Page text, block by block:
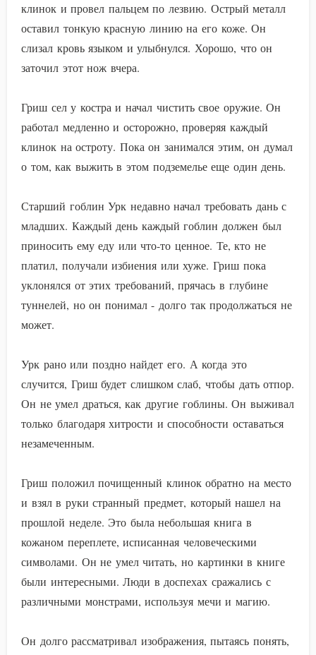
клинок и провел пальцем по лезвию. Острый металл
оставил тонкую красную линию на его коже. Он
слизал кровь языком и улыбнулся. Хорошо, что он
заточил этот нож вчера.
Гриш сел у костра и начал чистить свое оружие. Он
работал медленно и осторожно, проверяя каждый
клинок на остроту. Пока он занимался этим, он думал
о том, как выжить в этом подземелье еще один день.
Старший гоблин Урк недавно начал требовать дань с
младших. Каждый день каждый гоблин должен был
приносить ему еду или что-то ценное. Те, кто не
платил, получали избиения или хуже. Гриш пока
уклонялся от этих требований, прячась в глубине
туннелей, но он понимал - долго так продолжаться не
может.
Урк рано или поздно найдет его. А когда это
случится, Гриш будет слишком слаб, чтобы дать отпор.
Он не умел драться, как другие гоблины. Он выживал
только благодаря хитрости и способности оставаться
незамеченным.
Гриш положил почищенный клинок обратно на место
и взял в руки странный предмет, который нашел на
прошлой неделе. Это была небольшая книга в
кожаном переплете, исписанная человеческими
символами. Он не умел читать, но картинки в книге
были интересными. Люди в доспехах сражались с
различными монстрами, используя мечи и магию.
Он долго рассматривал изображения, пытаясь понять,